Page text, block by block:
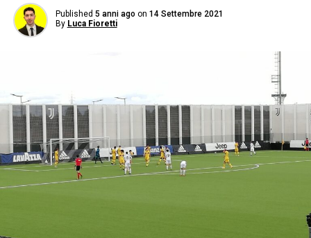
Published 5 anni ago on 14 Settembre 2021
By Luca Fioretti